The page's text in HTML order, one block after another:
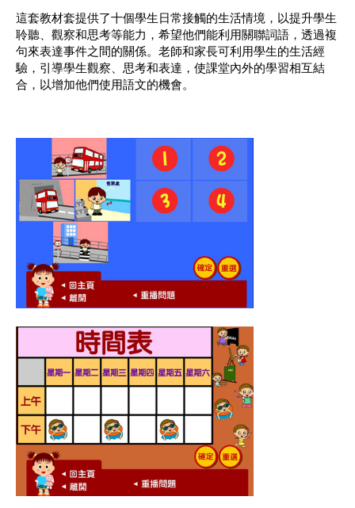
這套教材套提供了十個學生日常接觸的生活情境，以提升學生
聆聽、觀察和思考等能力，希望他們能利用關聯詞語，透過複
句來表達事件之間的關係。老師和家長可利用學生的生活經
驗，引導學生觀察、思考和表達，使課堂內外的學習相互結
合，以增加他們使用語文的機會。